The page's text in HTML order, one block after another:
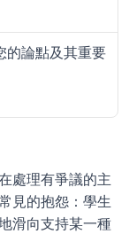
的論點及其重要
處理有爭議的主
見的抱怨：學生
滑向支持某一種